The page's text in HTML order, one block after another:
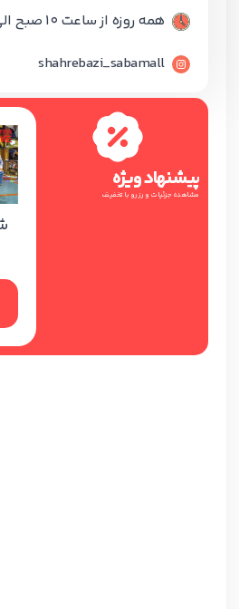
همه روزه از ساعت 10 صبح الی 23 شب
shahrebazi_sabamall
پیشنهاد ویژه
مشاهده جزئیات و رزرو با تخفیف